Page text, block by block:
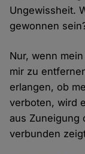
Ungewissheit.
gewonnen
Nur, wenn
mir zu
erlangen, ob
verboten, wird
aus Zuneigung
verbunden